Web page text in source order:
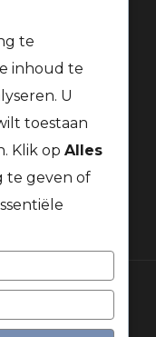
voorbehouden
te
inhoud te
U
toestaan
Klik op Alles
te geven of